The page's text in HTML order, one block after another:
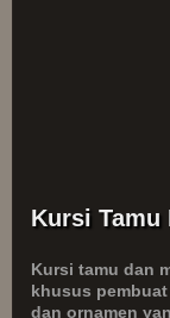
Kursi Tamu
Kursi tamu dan
khusus
dan ornamen